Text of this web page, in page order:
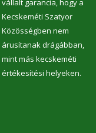
vállalt garancia, hogy a
Kecskeméti Szatyor
Közösségben nem
árusítanak drágábban,
mint más kecskeméti
értékesítési helyeken.